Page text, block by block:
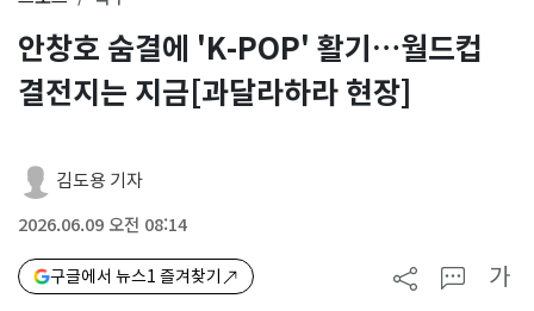
안창호 숨결에 'K-POP' 활기…월드컵
결전지는 지금[과달라하라 현장]
김도용 기자
2026.06.09 오전 08:14
구글에서 뉴스1 즐겨찾기 가